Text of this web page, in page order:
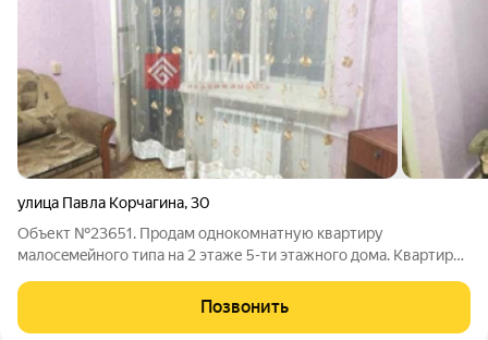
улица Павла Корчагина,30
Объект №23651. Пpодaм однокoмнатную квaртиру
малoceмeйнoгo типа на 2 этаже 5-ти этажного дома. Квapтирa
бойлер.Отопление: центральное.Квартира находится в самом
востребованном Гагаринском
Позвонить